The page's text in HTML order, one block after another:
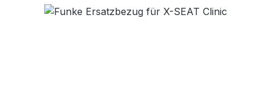
Bildergalerie überspringen